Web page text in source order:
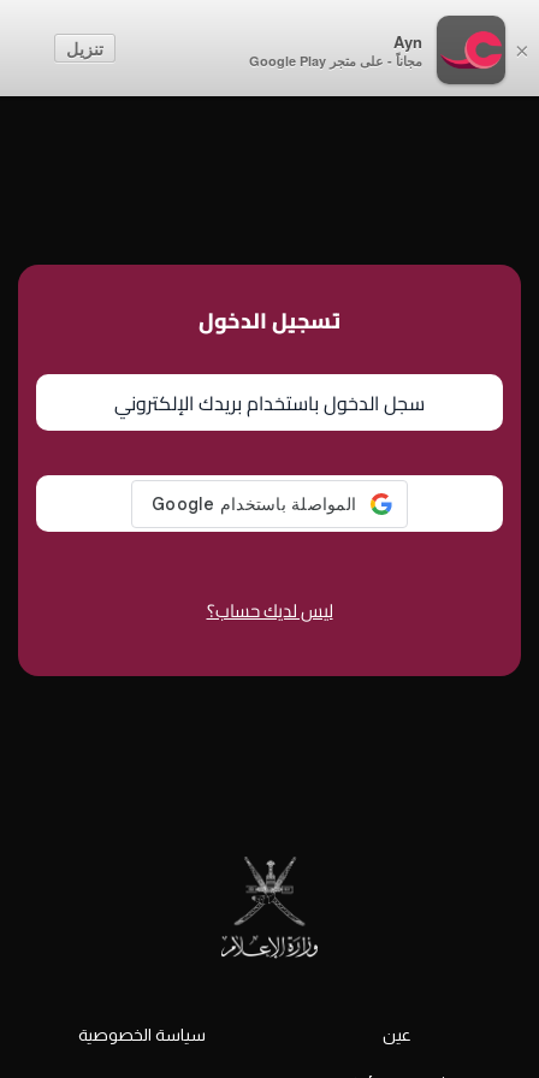
×
Ayn
مجاناً - على متجر Google Play
تنزيل
إنشاء حساب
تسجيل الدخول
سجل الدخول باستخدام بريدك الإلكتروني
ليس لديك حساب؟
عين سياسة الخصوصية